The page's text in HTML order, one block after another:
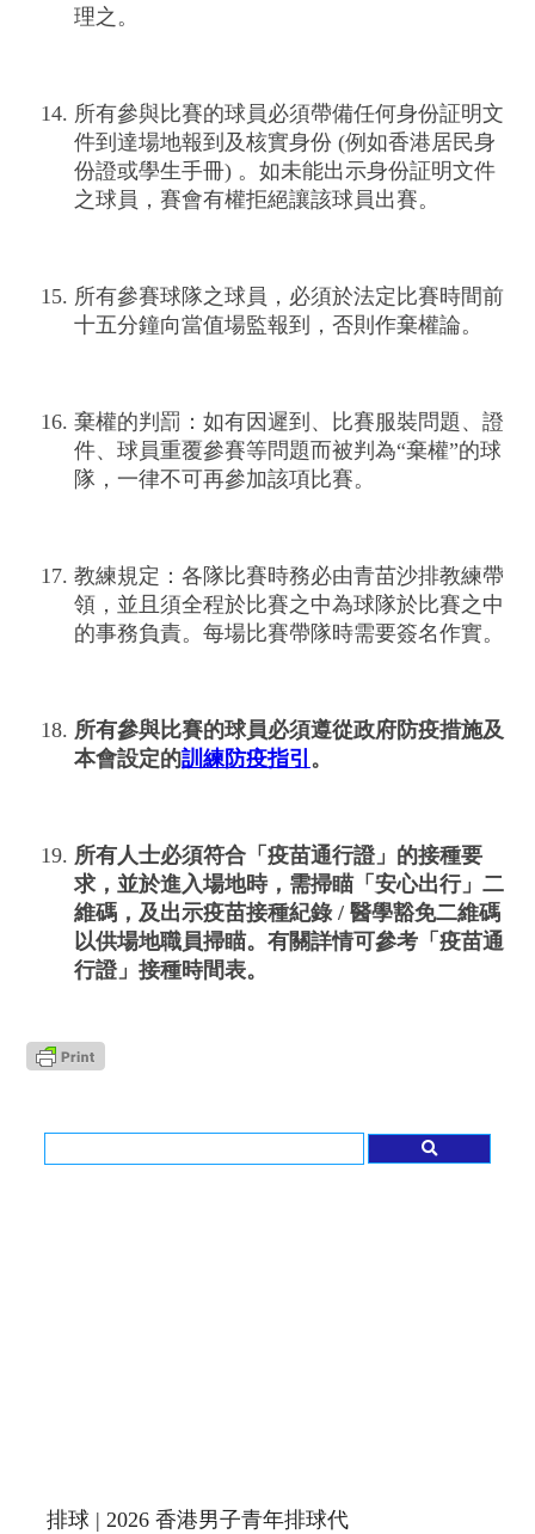
理之。
所有參與比賽的球員必須帶備任何身份証明文
件到達場地報到及核實身份 (例如香港居民身
份證或學生手冊) 。如未能出示身份証明文件
之球員，賽會有權拒絕讓該球員出賽。
所有參賽球隊之球員，必須於法定比賽時間前
十五分鐘向當值場監報到，否則作棄權論。
棄權的判罰：如有因遲到、比賽服裝問題、證
件、球員重覆參賽等問題而被判為“棄權”的球
隊，一律不可再參加該項比賽。
教練規定：各隊比賽時務必由青苗沙排教練帶
領，並且須全程於比賽之中為球隊於比賽之中
的事務負責。每場比賽帶隊時需要簽名作實。
所有參與比賽的球員必須遵從政府防疫措施及
本會設定的訓練防疫指引 。
所有人士必須符合「疫苗通行證」的接種要
求，並於進入場地時，需掃瞄「安心出行」二
維碼，及出示疫苗接種紀錄 / 醫學豁免二維碼
以供場地職員掃瞄。有關詳情可參考「疫苗通
行證」接種時間表。
排球 | 2026 香港男子青年排球代